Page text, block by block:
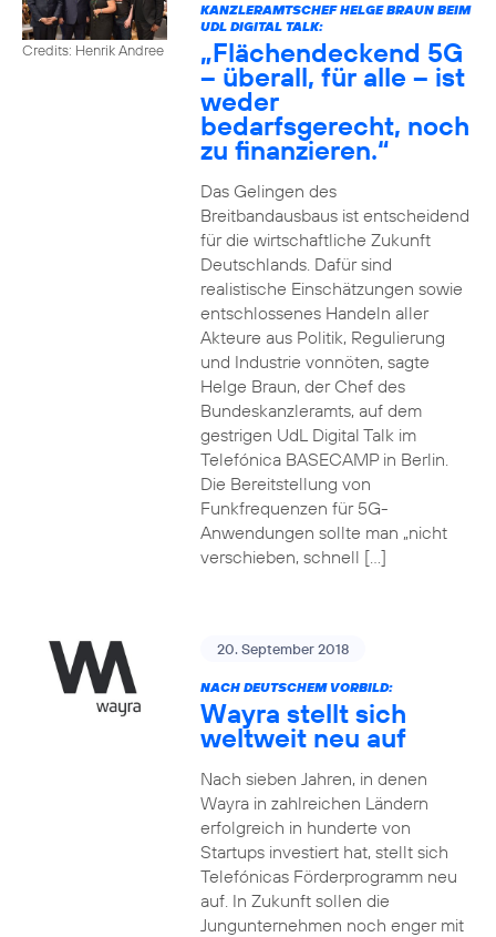
Credits: Henrik Andree
KANZLERAMTSCHEF HELGE BRAUN BEIM
UDL DIGITAL TALK:
„Flächendeckend 5G
– überall, für alle – ist
weder
bedarfsgerecht, noch
zu finanzieren.“
Das Gelingen des
Breitbandausbaus ist entscheidend
für die wirtschaftliche Zukunft
Deutschlands. Dafür sind
realistische Einschätzungen sowie
entschlossenes Handeln aller
Akteure aus Politik, Regulierung
und Industrie vonnöten, sagte
Helge Braun, der Chef des
Bundeskanzleramts, auf dem
gestrigen UdL Digital Talk im
Telefónica BASECAMP in Berlin.
Die Bereitstellung von
Funkfrequenzen für 5G-
Anwendungen sollte man „nicht
verschieben, schnell […]
20. September 2018
NACH DEUTSCHEM VORBILD:
Wayra stellt sich
weltweit neu auf
Nach sieben Jahren, in denen
Wayra in zahlreichen Ländern
erfolgreich in hunderte von
Startups investiert hat, stellt sich
Telefónicas Förderprogramm neu
auf. In Zukunft sollen die
Jungunternehmen noch enger mit